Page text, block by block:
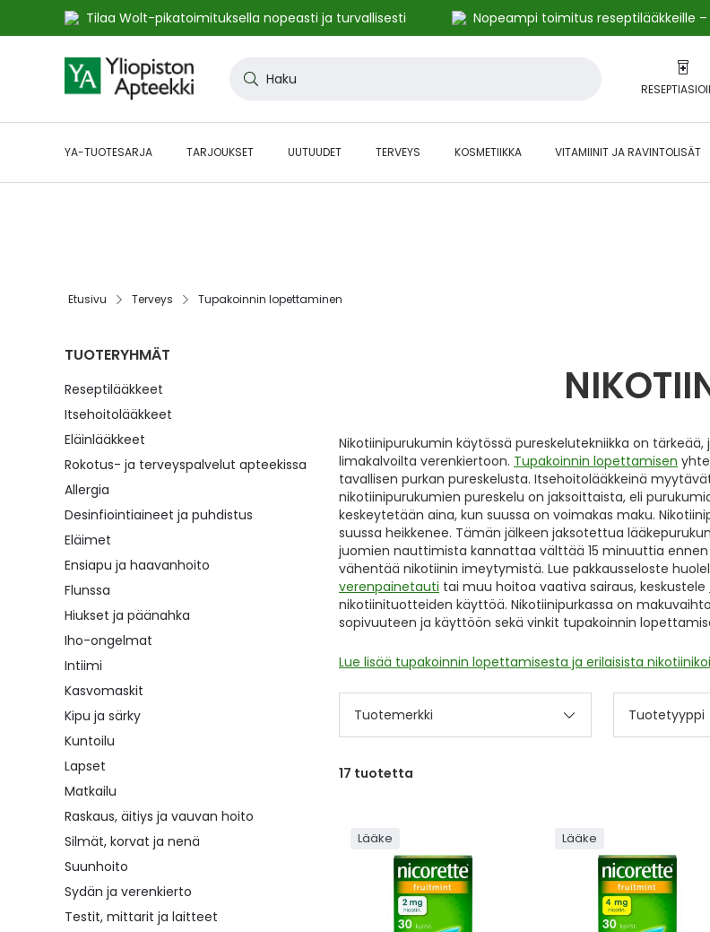
Tilaa Wolt-pikatoimituksella nopeasti ja turvallisesti Nopeampi toimitus reseptilääkkeille –
to
Content
YA-TUOTESARJA TARJOUKSET UUTUUDET TERVEYS KOSMETIIKKA VITAMIINIT JA RAVINTOLISÄT
Etusivu Terveys Tupakoinnin lopettaminen
TUOTERYHMÄT
Reseptilääkkeet
Itsehoitolääkkeet
Eläinlääkkeet
Rokotus- ja terveyspalvelut apteekissa
Allergia
Desinfiointiaineet ja puhdistus
Eläimet
Ensiapu ja haavanhoito
Flunssa
Hiukset ja päänahka
Iho-ongelmat
Intiimi
Kasvomaskit
Kipu ja särky
Kuntoilu
Lapset
Matkailu
Raskaus, äitiys ja vauvan hoito
Silmät, korvat ja nenä
Suunhoito
Sydän ja verenkierto
Testit, mittarit ja laitteet
Nikotiinipurukumin käytössä pureskelutekniikka on
limakalvoilta verenkiertoon. Tupakoinnin lopettamisen
tavallisen purkan pureskelusta. Itsehoitolääkkeinä
nikotiinipurukumien pureskelu on jaksoittaista, eli
keskeytetään aina, kun suussa on voimakas maku.
suussa heikkenee. Tämän jälkeen jaksotettua
juomien nauttimista kannattaa välttää 15 minuuttia
vähentää nikotiinin imeytymistä. Lue pakkausseloste
verenpainetauti tai muu hoitoa vaativa sairaus, keskustele
nikotiinituotteiden käyttöä. Nikotiinipurkassa on
sopivuuteen ja käyttöön sekä vinkit tupakoinnin
Lue lisää tupakoinnin lopettamisesta ja erilaisista
Tuotemerkki Tuotetyyppi
17 tuotetta
Lääke Lääke